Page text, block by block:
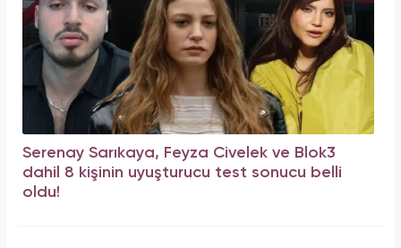
Serenay Sarıkaya, Feyza Civelek ve Blok3
dahil 8 kişinin uyuşturucu test sonucu belli
oldu!